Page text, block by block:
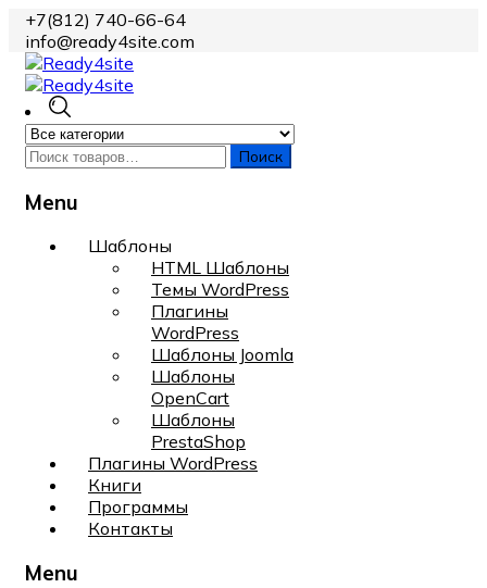
+7(812) 740-66-64
info@ready4site.com
Поиск
Menu
Skip
Шаблоны
HTML Шаблоны
Темы WordPress
Плагины
WordPress
Шаблоны Joomla
Шаблоны
OpenCart
Шаблоны
PrestaShop
Плагины WordPress
Книги
Программы
Контакты
Menu